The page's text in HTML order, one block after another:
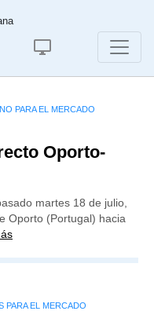
PARA EL MERCADO
Oporto-
martes 18 de julio,
Oporto (Portugal) hacia
PARA EL MERCADO